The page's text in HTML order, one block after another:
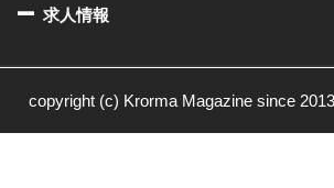
求人情報
copyright (c) Krorma Magazine since